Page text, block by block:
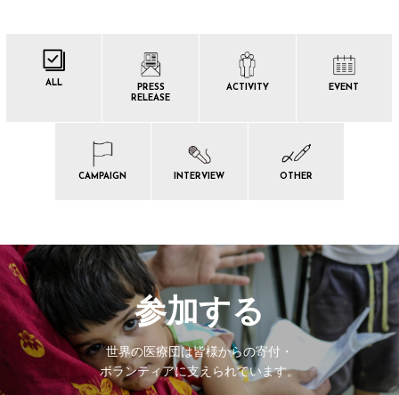
ALL
PRESS
RELEASE
ACTIVITY EVENT
CAMPAIGN INTERVIEW OTHER
参加する
世界の医療団は皆様からの寄付・
ボランティアに支えられています。